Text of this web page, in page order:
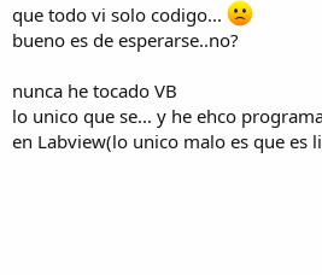
que todo vi solo codigo...
bueno es de esperarse..no?
nunca he tocado VB
lo unico que se... y he ehco
en Labview(lo unico malo es que es